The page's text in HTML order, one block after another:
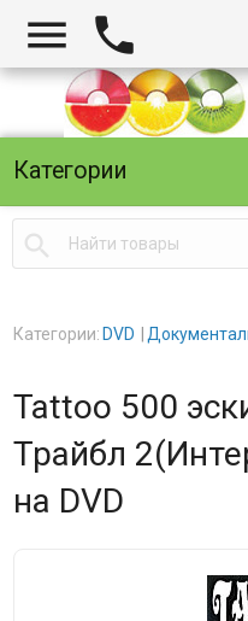
 
Категории

Категории: DVD
Tattoo 500
Трайбл
на DVD